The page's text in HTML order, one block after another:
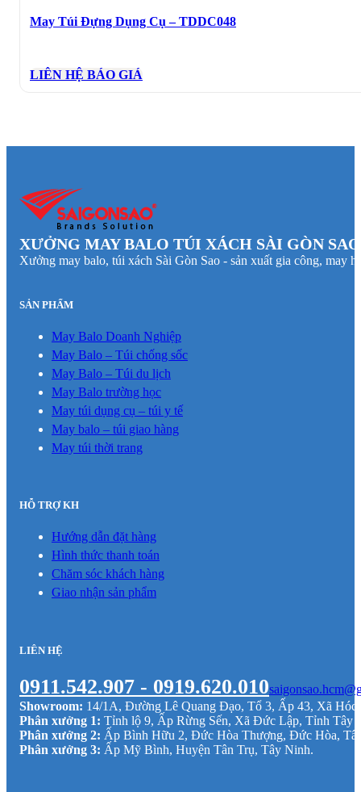
May Túi Đựng Dụng Cụ – TDDC048
LIÊN HỆ BÁO GIÁ
XƯỞNG MAY BALO TÚI XÁCH SÀI GÒN
Xưởng may balo, túi xách Sài Gòn Sao - sản xuất gia công, may
SẢN PHẨM
May Balo Doanh Nghiệp
May Balo – Túi chống sốc
May Balo – Túi du lịch
May Balo trường học
May túi dụng cụ – túi y tế
May balo – túi giao hàng
May túi thời trang
HỖ TRỢ KH
Hướng dẫn đặt hàng
Hình thức thanh toán
Chăm sóc khách hàng
Giao nhận sản phẩm
LIÊN HỆ
0911.542.907 - 0919.620.010
Showroom: 14/1A, Đường Lê Quang Đạo, Tổ 3, Ấp 43, Xã Hóc
Phân xưởng 1: Tỉnh lộ 9, Ấp Rừng Sến, Xã Đức Lập, Tỉnh Tây
Phân xưởng 2: Ấp Bình Hữu 2, Đức Hòa Thượng, Đức Hòa,
Phân xưởng 3: Ấp Mỹ Bình, Huyện Tân Trụ, Tây Ninh.